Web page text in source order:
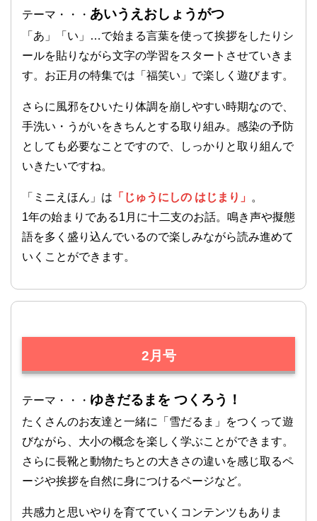
テーマ・・・ あいうえおしょうがつ
「あ」「い」…で始まる言葉を使って挨拶をしたりシ
ールを貼りながら文字の学習をスタートさせていきま
す。お正月の特集では「福笑い」で楽しく遊びます。
さらに風邪をひいたり体調を崩しやすい時期なので、
手洗い・うがいをきちんとする取り組み。感染の予防
としても必要なことですので、しっかりと取り組んで
いきたいですね。
「ミニえほん」は 「じゅうにしの はじまり」
。
1年の始まりである1月に十二支のお話。鳴き声や擬態
語を多く盛り込んでいるので楽しみながら読み進めて
いくことができます。
2月号
テーマ・・・ ゆきだるまを つくろう！
たくさんのお友達と一緒に「雪だるま」をつくって遊
びながら、大小の概念を楽しく学ぶことができます。
さらに長靴と動物たちとの大きさの違いを感じ取るペ
ージや挨拶を自然に身につけるページなど。
共感力と思いやりを育てていくコンテンツもありま